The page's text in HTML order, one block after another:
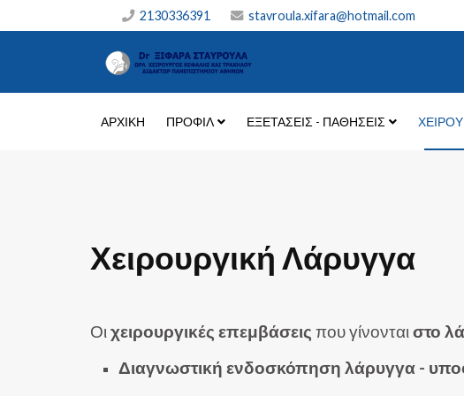
2130336391 stavroula.xifara@hotmail.com
ΑΡΧΙΚΗ ΠΡΟΦΙΛ ΕΞΕΤΆΣΕΙΣ - ΠΑΘΉΣΕΙΣ
Χειρουργική Λάρυγγα
Οι χειρουργικές επεμβάσεις που γίνονται στο
Διαγνωστική ενδοσκόπηση λάρυγγα -